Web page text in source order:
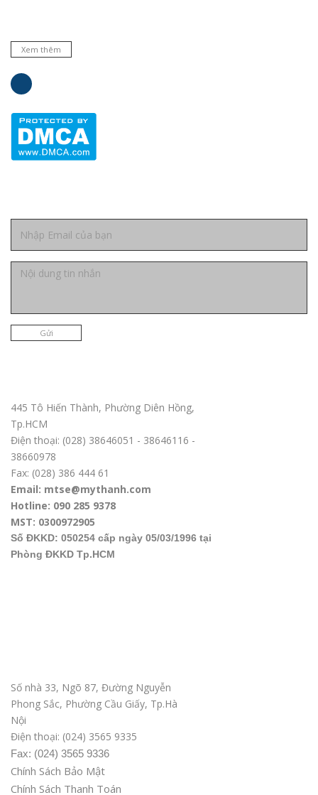
Xem thêm
Gửi
445 Tô Hiến Thành, Phường Diên Hồng,
Tp.HCM
Điện thoại: (028) 38646051 - 38646116 -
38660978
Fax: (028) 386 444 61
Email: mtse@mythanh.com
Hotline: 090 285 9378
MST: 0300972905
Số ĐKKD: 050254 cấp ngày 05/03/1996 tại
Phòng ĐKKD Tp.HCM
Số nhà 33, Ngõ 87, Đường Nguyễn
Phong Sắc, Phường Cầu Giấy, Tp.Hà
Nội
Điện thoại: (024) 3565 9335
Fax: (024) 3565 9336
Chính Sách Bảo Mật
Chính Sách Thanh Toán